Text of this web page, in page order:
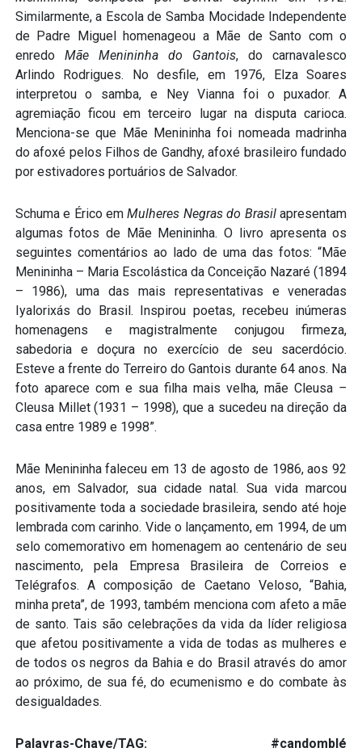
Similarmente, a Escola de Samba Mocidade Independente
de Padre Miguel homenageou a Mãe de Santo com o
enredo Mãe Menininha do Gantois, do carnavalesco
Arlindo Rodrigues. No desfile, em 1976, Elza Soares
interpretou o samba, e Ney Vianna foi o puxador. A
agremiação ficou em terceiro lugar na disputa carioca.
Menciona-se que Mãe Menininha foi nomeada madrinha
do afoxé pelos Filhos de Gandhy, afoxé brasileiro fundado
por estivadores portuários de Salvador.
Schuma e Érico emMulheres Negras do Brasilapresentam
algumas fotos de Mãe Menininha. O livro apresenta os
seguintes comentários ao lado de uma das fotos: “Mãe
Menininha – Maria Escolástica da Conceição Nazaré (1894
– 1986), uma das mais representativas e veneradas
Iyalorixás do Brasil. Inspirou poetas, recebeu inúmeras
homenagens e magistralmente conjugou firmeza,
sabedoria e doçura no exercício de seu sacerdócio.
Esteve a frente do Terreiro do Gantois durante 64 anos. Na
foto aparece com e sua filha mais velha, mãe Cleusa –
Cleusa Millet (1931 – 1998), que a sucedeu na direção da
casa entre 1989 e 1998”.
Mãe Menininha faleceu em 13 de agosto de 1986, aos 92
anos, em Salvador, sua cidade natal. Sua vida marcou
positivamente toda a sociedade brasileira, sendo até hoje
lembrada com carinho. Vide o lançamento, em 1994, de um
selo comemorativo em homenagem ao centenário de seu
nascimento, pela Empresa Brasileira de Correios e
Telégrafos. A composição de Caetano Veloso, “Bahia,
minha preta”, de 1993, também menciona com afeto a mãe
de santo. Tais são celebrações da vida da líder religiosa
que afetou positivamente a vida de todas as mulheres e
de todos os negros da Bahia e do Brasil através do amor
ao próximo, de sua fé, do ecumenismo e do combate às
desigualdades.
Palavras-Chave/TAG: #candomblé